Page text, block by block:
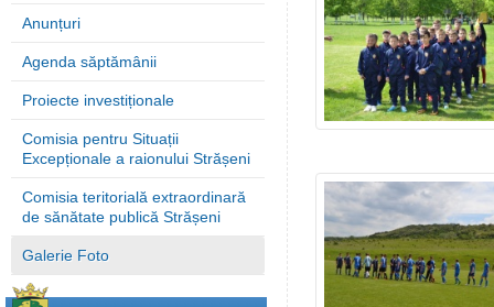
Anunțuri
Agenda săptămânii
Proiecte investiționale
Comisia pentru Situații
Excepționale a raionului Strășeni
Comisia teritorială extraordinară
de sănătate publică Strășeni
Galerie Foto